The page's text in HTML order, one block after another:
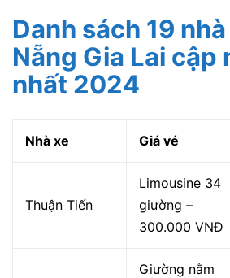
Danh sách 19
Nẵng Gia Lai cập
nhất 2024
Nhà xe Giá vé
Thuận Tiến
Limousine 34
giường –
300.000 VNĐ
Giường nằm